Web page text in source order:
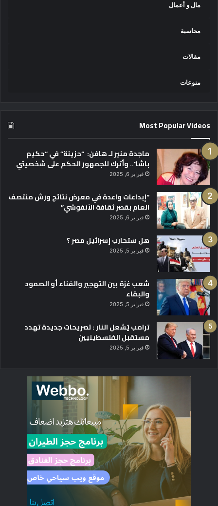
مال و أعمال
محاسبة
مقالات
منوعات
Most Popular Videos
ماجدة منير لـ هافن: “حزينة” في “حكيم
باشا”.. وأترك للجمهور الحكم على شخصيتي
فبراير 6, 2025
“إبداعات واعدة في معرض نتائج ورش منتصف
العام بقصر ثقافة الأنفوشي”
فبراير 6, 2025
هل ستحارب إسرائيل مصر ؟
فبراير 5, 2025
شعب غزة بين التهجير والفناء أو الصمود
والبقاء
فبراير 5, 2025
ترامب يُشعل النار : تصريحات جديدة تهدد
مستقبل الفلسطينيين
فبراير 5, 2025